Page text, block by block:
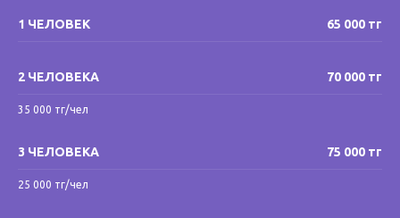
1 ЧЕЛОВЕК 65 000 тг
2 ЧЕЛОВЕКА 70 000 тг
35 000 тг/чел
3 ЧЕЛОВЕКА 75 000 тг
25 000 тг/чел